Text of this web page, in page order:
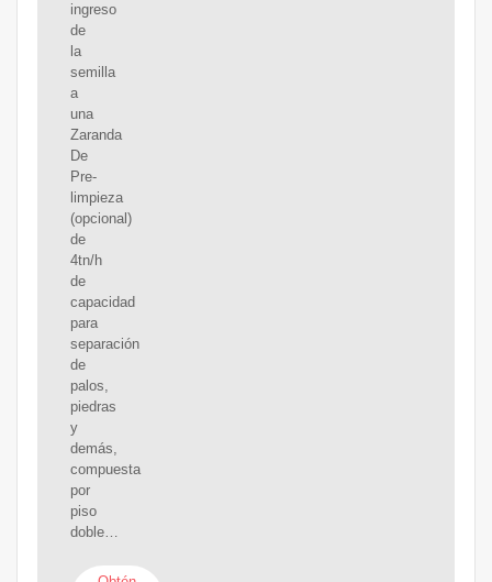
ingreso
de
la
semilla
a
una
Zaranda
De
Pre-
limpieza
(opcional)
de
4tn/h
de
capacidad
para
separación
de
palos,
piedras
y
demás,
compuesta
por
piso
doble…